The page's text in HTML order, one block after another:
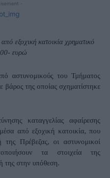
-
από εξοχική κατοικία χρηματικό
ευρώ
αστυνομικούς του Τμήματος
της οποίας σχηματίστηκε
καταγγελίας αφαίρεσης
από εξοχική κατοικία, που
Πρέβεζας, οι αστυνομικοί
τα στοιχεία της
της στην υπόθεση.